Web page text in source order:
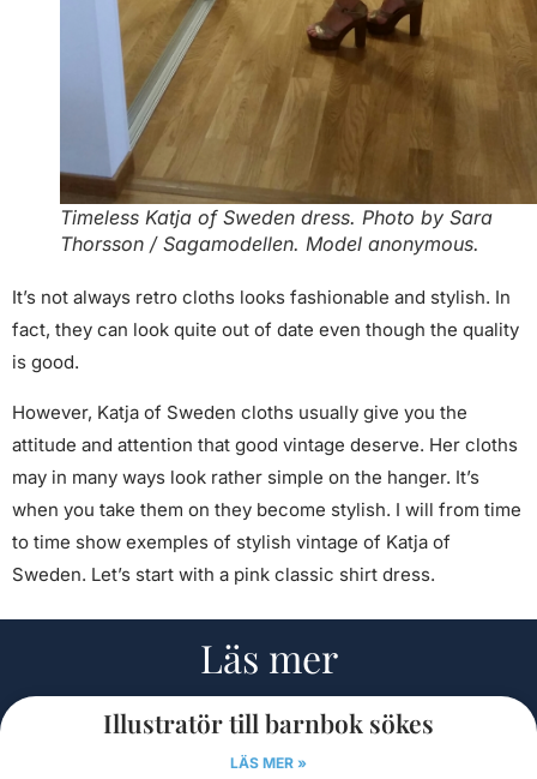
Timeless Katja of Sweden dress. Photo by Sara
Thorsson / Sagamodellen. Model anonymous.
It’s not always retro cloths looks fashionable and stylish. In
fact, they can look quite out of date even though the quality
is good.
However, Katja of Sweden cloths usually give you the
attitude and attention that good vintage deserve. Her cloths
may in many ways look rather simple on the hanger. It’s
when you take them on they become stylish. I will from time
to time show exemples of stylish vintage of Katja of
Sweden. Let’s start with a pink classic shirt dress.
Läs mer
Illustratör till barnbok sökes
LÄS MER »